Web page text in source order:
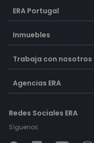
ERA Portugal
Inmuebles
Trabaja con nosotros
Agencias ERA
Redes Sociales ERA
Síguenos: